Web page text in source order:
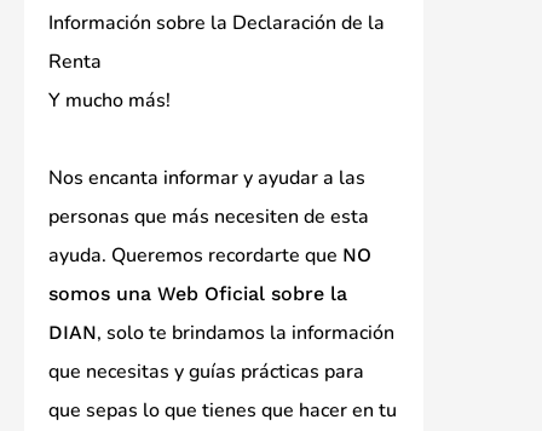
Información sobre la Declaración de la
Renta
Y mucho más!
Nos encanta informar y ayudar a las
personas que más necesiten de esta
ayuda. Queremos recordarte que NO
somos una Web Oficial sobre la
DIAN, solo te brindamos la información
que necesitas y guías prácticas para
que sepas lo que tienes que hacer en tu